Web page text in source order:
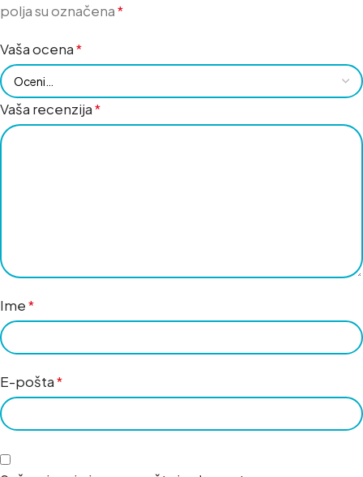
polja su označena*
Vaša ocena*
Vaša recenzija*
Ime*
E-pošta*